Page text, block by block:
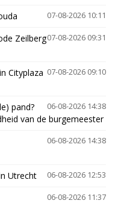
07-08-2026 10:11
07-08-2026 09:31
Zeilberg
07-08-2026 09:10
Cityplaza
06-08-2026 14:38
pand?
van de burgemeester
06-08-2026 14:38
06-08-2026 12:53
Utrecht
06-08-2026 11:37